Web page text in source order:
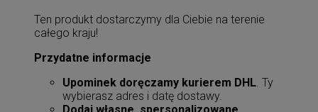
Ten produkt dostarczymy dla Ciebie na terenie
całego kraju!
Przydatne informacje
Upominek doręczamy kurierem DHL. Ty
wybierasz adres i datę dostawy.